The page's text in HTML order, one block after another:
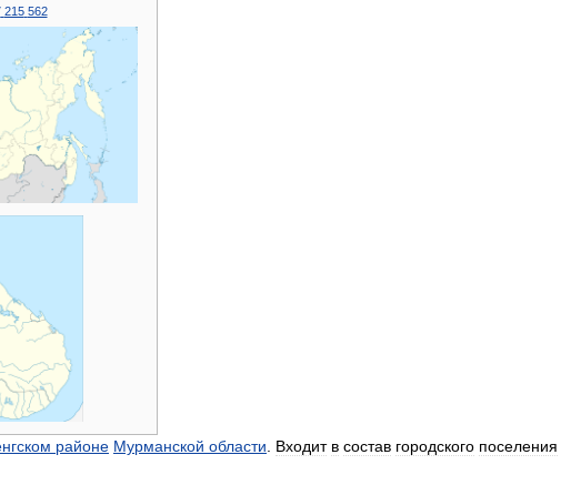
215 562
районе Мурманской области Входит в состав городского поселения